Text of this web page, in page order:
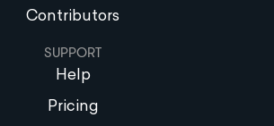
Contributors
SUPPORT
Help
Pricing